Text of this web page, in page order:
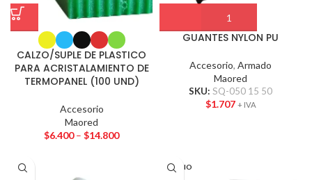
CALZO/SUPLE DE PLASTICO
PARA ACRISTALAMIENTO DE
TERMOPANEL (100 UND)
Accesorio
Maored
$6.400– $14.800
GUANTES NYLON PU
Accesorio, Armado
Maored
SKU: SQ-050 15 50
$1.707 + IVA
VIDRIO